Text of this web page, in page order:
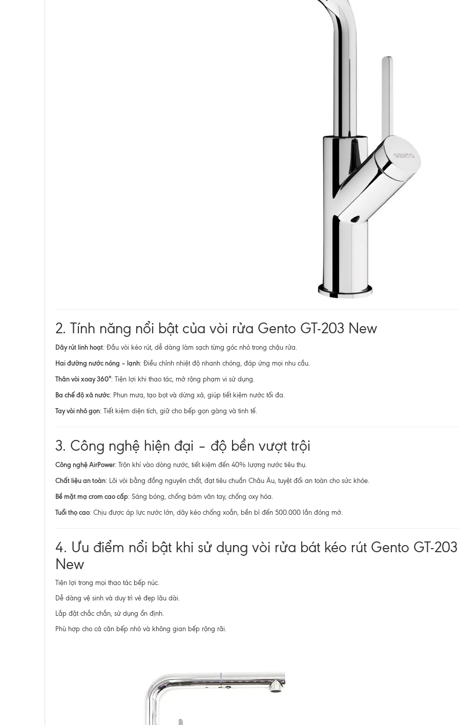
2. Tính năng nổi bật của vòi rửa Gento GT-203 New
Dây rút linh hoạt: Đầu vòi kéo rút, dễ dàng làm sạch từng góc nhỏ trong chậu rửa.
Hai đường nước nóng – lạnh: Điều chỉnh nhiệt độ nhanh chóng, đáp ứng mọi nhu cầu.
Thân vòi xoay 360°: Tiện lợi khi thao tác, mở rộng phạm vi sử dụng.
Ba chế độ xả nước: Phun mưa, tạo bọt và dừng xả, giúp tiết kiệm nước tối đa.
Tay vòi nhỏ gọn: Tiết kiệm diện tích, giữ cho bếp gọn gàng và tinh tế.
3. Công nghệ hiện đại – độ bền vượt trội
Công nghệ AirPower: Trộn khí vào dòng nước, tiết kiệm đến 40% lượng nước tiêu thụ.
Chất liệu an toàn: Lõi vòi bằng đồng nguyên chất, đạt tiêu chuẩn Châu Âu, tuyệt đối an toàn cho sức khỏe.
Bề mặt mạ crom cao cấp: Sáng bóng, chống bám vân tay, chống oxy hóa.
Tuổi thọ cao: Chịu được áp lực nước lớn, dây kéo chống xoắn, bền bỉ đến 500.000 lần đóng mở.
4. Ưu điểm nổi bật khi sử dụng vòi rửa bát kéo rút Gento GT-203
New
Tiện lợi trong mọi thao tác bếp núc.
Dễ dàng vệ sinh và duy trì vẻ đẹp lâu dài.
Lắp đặt chắc chắn, sử dụng ổn định.
Phù hợp cho cả căn bếp nhỏ và không gian bếp rộng rãi.